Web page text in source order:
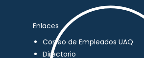
Enlaces
Correo de Empleados UAQ
Directorio